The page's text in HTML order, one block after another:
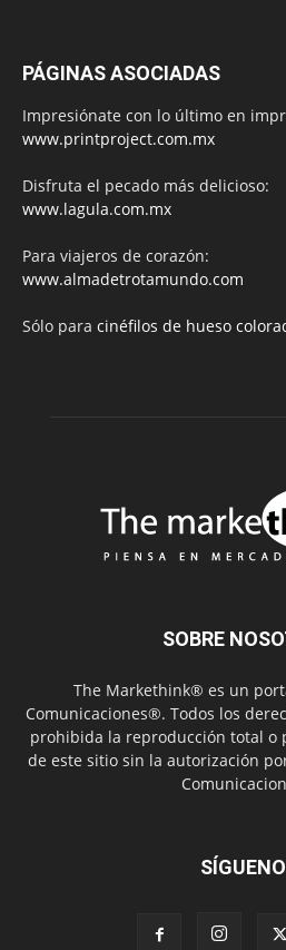
PÁGINAS ASOCIADAS
Impresiónate con lo último en
www.printproject.com.mx
Disfruta el pecado más delicioso:
www.lagula.com.mx
Para viajeros de corazón:
www.almadetrotamundo.com
Sólo para cinéfilos de hueso
SOBRE
The Markethink® es un
Comunicaciones®. Todos los
prohibida la reproducción total o
de este sitio sin la autorización